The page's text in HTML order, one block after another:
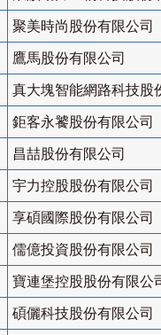
聚美時尚股份有限公司
鷹馬股份有限公司
真大塊智能網路科技股
鉅客永饕股份有限公司
昌喆股份有限公司
宇力控股股份有限公司
享碩國際股份有限公司
儒億投資股份有限公司
寶連堡控股股份有限公
碩儷科技股份有限公司